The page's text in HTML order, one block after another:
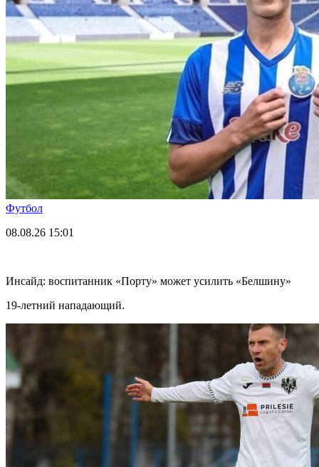
Футбол
08.08.26 15:01
Инсайд: воспитанник «Порту» может усилить «Белшину»
19-летний нападающий.